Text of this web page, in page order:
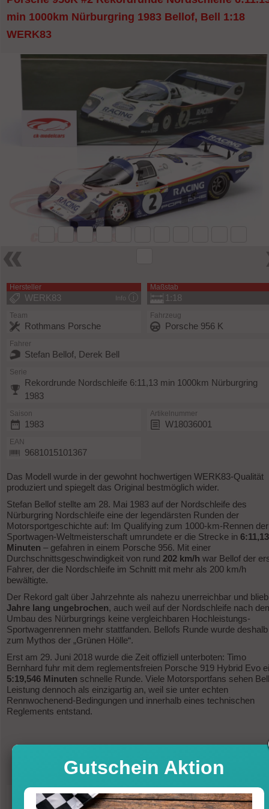
min 1000km Nürburgring 1983 Bellof, Bell 1:18
WERK83
Hersteller
Info
WERK83
Maßstab
1:18
Team
Rothmans Porsche
Fahrzeug
Porsche 956 K
Fahrer
Stefan Bellof, Derek Bell
Serie
Rekordrunde Nordschleife 6:11,13 min 1000km Nürburgring
1983
Saison
1983
Artikelnummer
W18036001
EAN
9681015101367
Das Modell wurde in der gewohnt hochwertigen WERK83-Qualität
produziert und spiegelt das Original bestmöglich wider.
Stefan Bellof stellte am 28. Mai 1983 auf der Nordschleife des
Nürburgring Nordschleife eine der legendärsten Runden der
Motorsportgeschichte auf: Im Qualifying zum 1000-km-Rennen der
Sportwagen-Weltmeisterschaft umrundete er die Strecke in 6:11,13
Minuten – gefahren in einem Porsche 956. Mit einer
Durchschnittsgeschwindigkeit von rund 202 km/h war Bellof der
Fahrer, der die Nordschleife im Schnitt mit mehr als 200 km/h
bewältigte.
Der Rekord galt über Jahrzehnte als nahezu unerreichbar und
Jahre lang ungebrochen, auch weil auf der Nordschleife nach
Umbau des Nürburgrings keine vergleichbaren Hochleistungs-
Sportwagenrennen mehr stattfanden. Bellofs Runde wurde deshalb
zum Mythos der „Grünen Hölle“.
Erst am 29. Juni 2018 wurde die Zeit offiziell unterboten: Timo
Bernhard fuhr mit dem reglementsfreien Porsche 919 Hybrid Evo
5:19,546 Minuten schnelle Runde. Viele Motorsportfans sehen
Leistung dennoch als einzigartig an, weil sie unter echten
Rennwochenend-Bedingungen und innerhalb eines technischen
Reglements entstand.
UVP 79,95 € -10% 71,96
Gutschein Aktion